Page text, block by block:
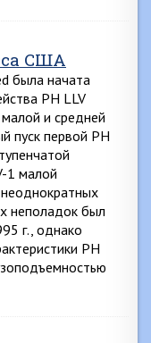
США
была начата
РН LLV
и средней
пуск первой РН
1 малой
неполадок был
г., однако
РН